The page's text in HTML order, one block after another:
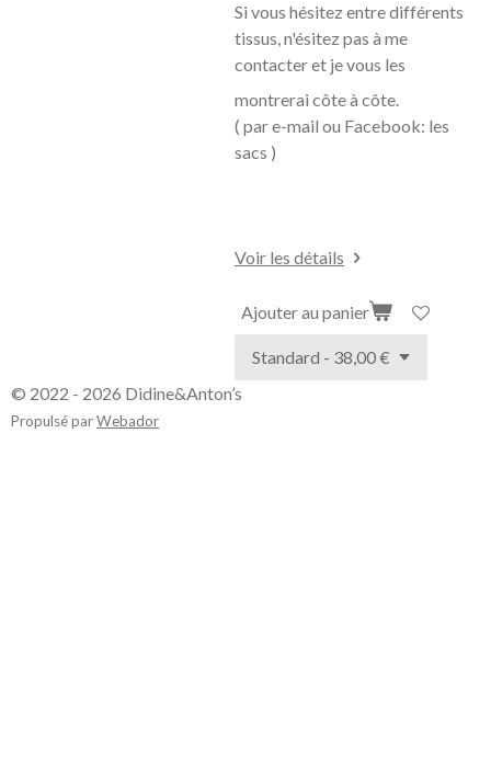
Si vous hésitez entre différents
tissus, n'ésitez pas à me
contacter et je vous les
montrerai côte à côte.
( par e-mail ou Facebook: les
sacs )
Voir les détails
Ajouter au panier
© 2022 - 2026 Didine&Anton’s
Propulsé parWebador